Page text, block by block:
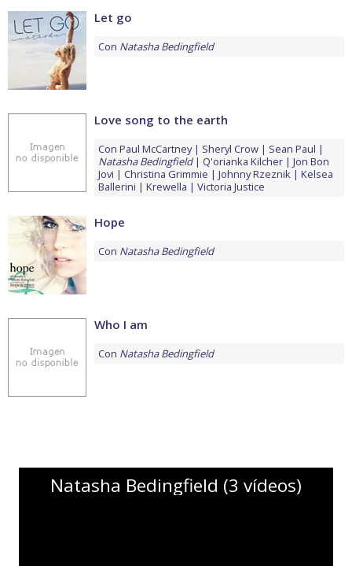
Let go
Con Natasha Bedingfield
Love song to the earth
Con Paul McCartney Sheryl Crow
Sean Paul
Natasha Bedingfield
Q'orianka Kilcher
Jon Bon
Jovi
Christina Grimmie Johnny Rzeznik
Kelsea
Ballerini
Krewella Victoria Justice
Hope
Con Natasha Bedingfield
Who I am
Con Natasha Bedingfield
Natasha Bedingfield (3 vídeos)